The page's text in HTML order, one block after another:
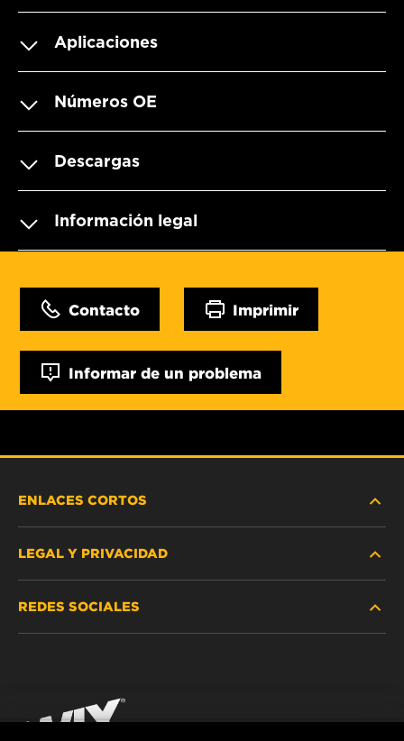
Aplicaciones
Números OE
Descargas
Información legal
Contacto Imprimir
Informar de un problema
ENLACES CORTOS
DÓNDE COMPRAR
¡CONTÁCTENOS!
LEGAL Y PRIVACIDAD
IMPRESSUM
REDES SOCIALES
YouTube